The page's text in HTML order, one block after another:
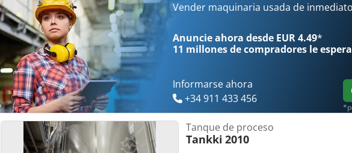
póngase en contacto con nosotros por teléfono o correo electrónico.
Vender maquinaria usada de inmediato
Anuncie ahora desde EUR 4.49*
11 millones de compradores le
Informarse ahora
+34 911 433 456
Tanque de proceso
Tankki 2010